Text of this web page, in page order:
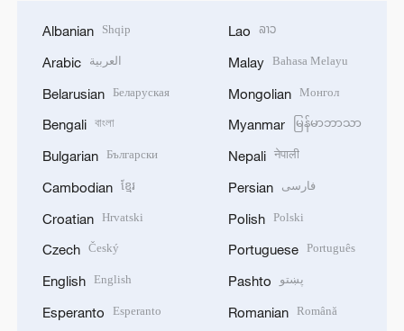
Albanian Shqip
Arabic العربية
Belarusian Беларуская
Bengali বাংলা
Bulgarian Български
Cambodian ខ្មែរ
Croatian Hrvatski
Czech Český
English English
Esperanto Esperanto
Lao ລາວ
Malay Bahasa Melayu
Mongolian Монгол
Myanmar မြန်မာဘာသာ
Nepali नेपाली
Persian فارسی
Polish Polski
Portuguese Português
Pashto پښتو
Romanian Română